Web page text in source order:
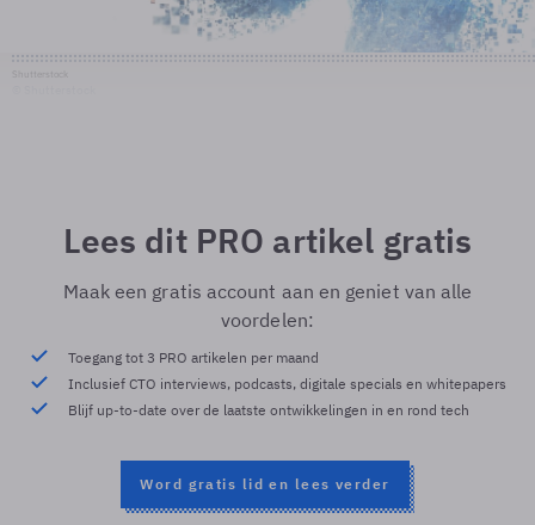
Lees dit PRO artikel gratis
Maak een gratis account aan en geniet van alle
voordelen:
Toegang tot 3 PRO artikelen per maand
Inclusief CTO interviews, podcasts, digitale specials en whitepapers
Blijf up-to-date over de laatste ontwikkelingen in en rond tech
Word gratis lid en lees verder